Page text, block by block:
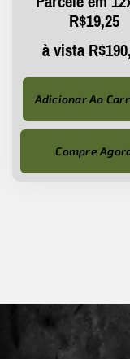
R$19,25
à vistaR$
Adicionar Ao
Compre